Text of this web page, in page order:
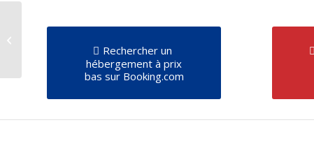
Rechercher un
hébergement à prix
bas sur Booking.com